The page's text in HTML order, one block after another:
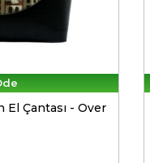
El Çantası - Over